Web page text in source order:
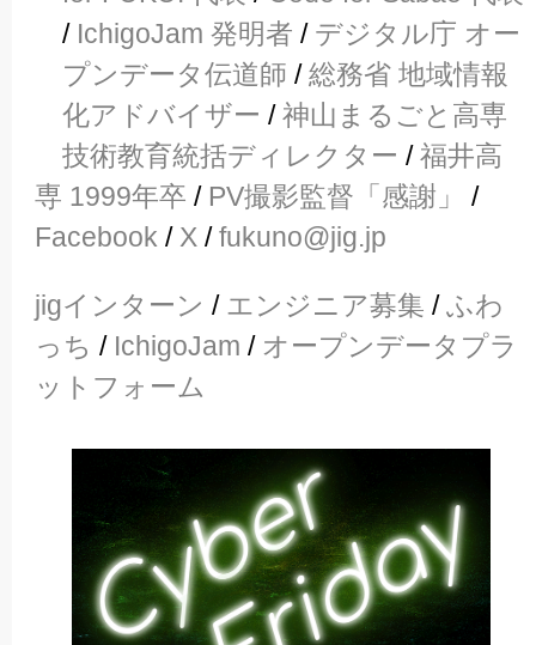
/ IchigoJam 発明者 / デジタル庁 オー
プンデータ伝道師 /総務省 地域情報
化アドバイザー /神山まるごと高専
技術教育統括ディレクター /福井高
専 1999年卒 / PV撮影監督「感謝」
/
Facebook / X /fukuno@jig.jp
jigインターン / エンジニア募集 /ふわ
っち / IchigoJam / オープンデータプラ
ットフォーム